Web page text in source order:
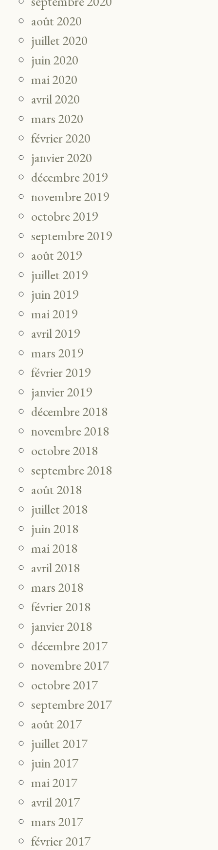
août 2020
juillet 2020
juin 2020
mai 2020
avril 2020
mars 2020
février 2020
janvier 2020
décembre 2019
novembre 2019
octobre 2019
septembre 2019
août 2019
juillet 2019
juin 2019
mai 2019
avril 2019
mars 2019
février 2019
janvier 2019
décembre 2018
novembre 2018
octobre 2018
septembre 2018
août 2018
juillet 2018
juin 2018
mai 2018
avril 2018
mars 2018
février 2018
janvier 2018
décembre 2017
novembre 2017
octobre 2017
septembre 2017
août 2017
juillet 2017
juin 2017
mai 2017
avril 2017
mars 2017
février 2017